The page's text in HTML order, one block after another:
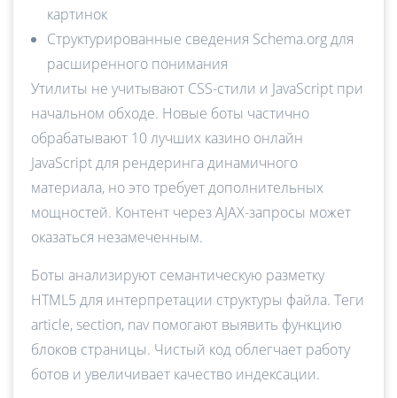
картинок
Структурированные сведения Schema.org для
расширенного понимания
Утилиты не учитывают CSS-стили и JavaScript при
начальном обходе. Новые боты частично
обрабатывают 10 лучших казино онлайн
JavaScript для рендеринга динамичного
материала, но это требует дополнительных
мощностей. Контент через AJAX-запросы может
оказаться незамеченным.
Боты анализируют семантическую разметку
HTML5 для интерпретации структуры файла. Теги
article, section, nav помогают выявить функцию
блоков страницы. Чистый код облегчает работу
ботов и увеличивает качество индексации.